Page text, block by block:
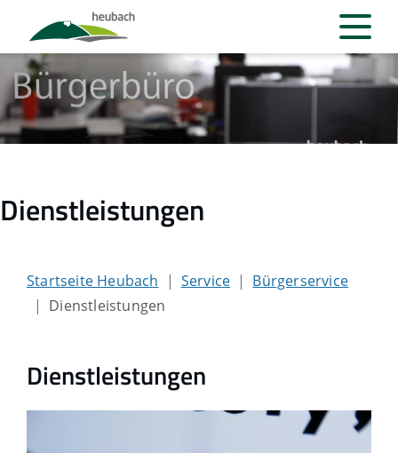
Dienstleistungen
Startseite Heubach Service
Bürgerservice
Dienstleistungen
Dienstleistungen